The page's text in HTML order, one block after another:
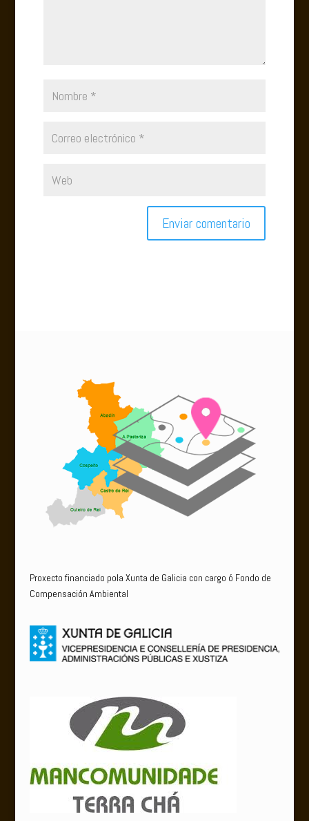
Proxecto financiado pola Xunta de Galicia con cargo ó Fondo de
Compensación Ambiental